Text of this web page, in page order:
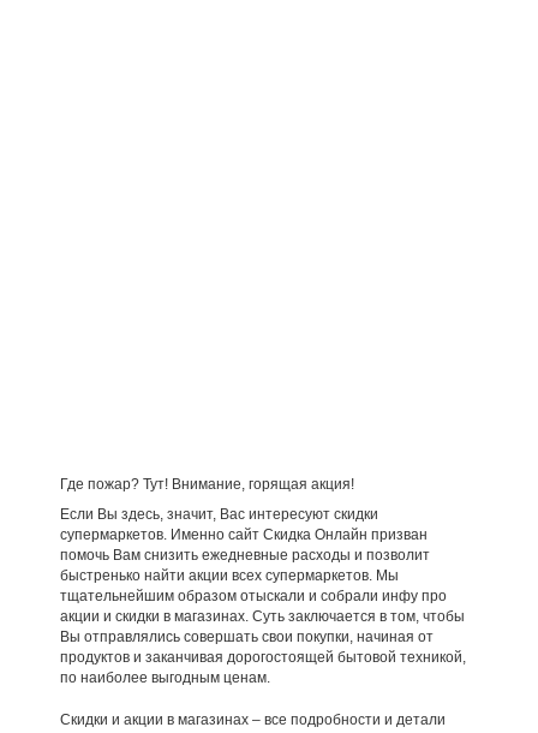
Где пожар? Тут! Внимание, горящая акция!
Если Вы здесь, значит, Вас интересуют скидки
супермаркетов. Именно сайт Скидка Онлайн призван
помочь Вам снизить ежедневные расходы и позволит
быстренько найти акции всех супермаркетов. Мы
тщательнейшим образом отыскали и собрали инфу про
акции и скидки в магазинах. Суть заключается в том, чтобы
Вы отправлялись совершать свои покупки, начиная от
продуктов и заканчивая дорогостоящей бытовой техникой,
по наиболее выгодным ценам.
Скидки и акции в магазинах – все подробности и детали